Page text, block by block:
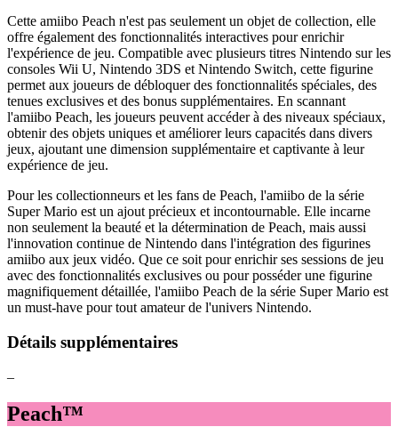
Cette amiibo Peach n'est pas seulement un objet de collection, elle
offre également des fonctionnalités interactives pour enrichir
l'expérience de jeu. Compatible avec plusieurs titres Nintendo sur les
consoles Wii U, Nintendo 3DS et Nintendo Switch, cette figurine
permet aux joueurs de débloquer des fonctionnalités spéciales, des
tenues exclusives et des bonus supplémentaires. En scannant
l'amiibo Peach, les joueurs peuvent accéder à des niveaux spéciaux,
obtenir des objets uniques et améliorer leurs capacités dans divers
jeux, ajoutant une dimension supplémentaire et captivante à leur
expérience de jeu.
Pour les collectionneurs et les fans de Peach, l'amiibo de la série
Super Mario est un ajout précieux et incontournable. Elle incarne
non seulement la beauté et la détermination de Peach, mais aussi
l'innovation continue de Nintendo dans l'intégration des figurines
amiibo aux jeux vidéo. Que ce soit pour enrichir ses sessions de jeu
avec des fonctionnalités exclusives ou pour posséder une figurine
magnifiquement détaillée, l'amiibo Peach de la série Super Mario est
un must-have pour tout amateur de l'univers Nintendo.
Détails supplémentaires
–
Peach™